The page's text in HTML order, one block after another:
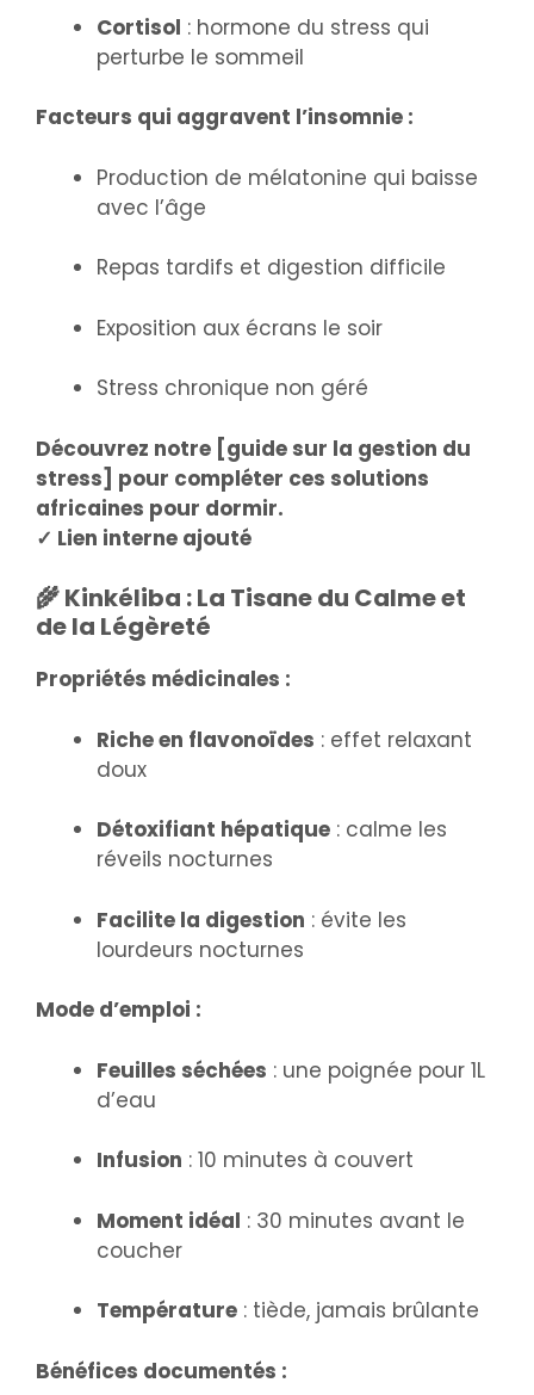
Cortisol : hormone du stress qui
perturbe le sommeil
Facteurs qui aggravent l’insomnie :
Production de mélatonine qui baisse
avec l’âge
Repas tardifs et digestion difficile
Exposition aux écrans le soir
Stress chronique non géré
Découvrez notre [guide sur la gestion du
stress] pour compléter ces solutions
africaines pour dormir.
✓ Lien interne ajouté
🌾 Kinkéliba : La Tisane du Calme et
de la Légèreté
Propriétés médicinales :
Riche en flavonoïdes : effet relaxant
doux
Détoxifiant hépatique : calme les
réveils nocturnes
Facilite la digestion : évite les
lourdeurs nocturnes
Mode d’emploi :
Feuilles séchées : une poignée pour 1L
d’eau
Infusion : 10 minutes à couvert
Moment idéal : 30 minutes avant le
coucher
Température : tiède, jamais brûlante
Bénéfices documentés :